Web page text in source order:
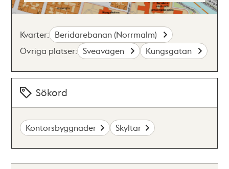
Kvarter: Beridarebanan (Norrmalm)
Övriga platser: Sveavägen Kungsgatan
Sökord
Kontorsbyggnader Skyltar